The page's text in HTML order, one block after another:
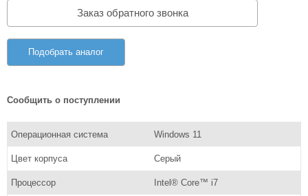
Заказ обратного звонка
Подобрать аналог
Сообщить о поступлении
Операционная система Windows 11
Цвет корпуса Серый
Процессор Intel® Core™ i7